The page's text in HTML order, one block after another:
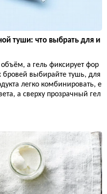
туши: что выбрать для и
а гель фиксирует фор
бровей выбирайте тушь, для
легко комбинировать, е
а сверху прозрачный гел